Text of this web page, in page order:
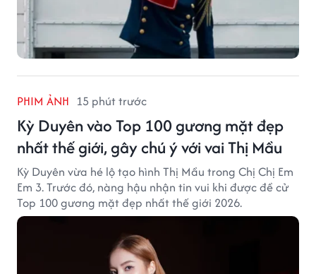
PHIM ẢNH 15 phút trước
Kỳ Duyên vào Top 100 gương mặt đẹp
nhất thế giới, gây chú ý với vai Thị Mầu
Kỳ Duyên vừa hé lộ tạo hình Thị Mầu trong Chị Chị Em
Em 3. Trước đó, nàng hậu nhận tin vui khi được đề cử
Top 100 gương mặt đẹp nhất thế giới 2026.